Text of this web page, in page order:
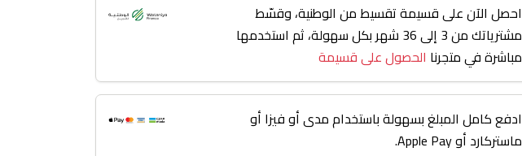
احصل الآن على قسيمة تقسيط من الوطنية، وقسّط
مشترياتك من 3 إلى 36 شهر بكل سهولة، ثم استخدمها
مباشرة في متجرنا الحصول على قسيمة
ادفع كامل المبلغ بسهولة باستخدام مدى أو فيزا أو
ماستركارد أو Apple Pay.